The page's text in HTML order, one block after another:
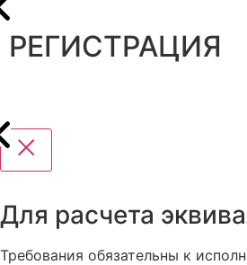
РЕГИСТРАЦИЯ
Для расчета
Требования обязательны к